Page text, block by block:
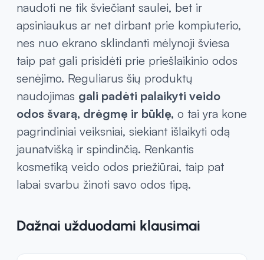
naudoti ne tik šviečiant saulei, bet ir
apsiniaukus ar net dirbant prie kompiuterio,
nes nuo ekrano sklindanti mėlynoji šviesa
taip pat gali prisidėti prie priešlaikinio odos
senėjimo. Reguliarus šių produktų
naudojimas gali padėti palaikyti veido
odos švarą, drėgmę ir būklę, o tai yra kone
pagrindiniai veiksniai, siekiant išlaikyti odą
jaunatvišką ir spindinčią. Renkantis
kosmetiką veido odos priežiūrai, taip pat
labai svarbu žinoti savo odos tipą.
Dažnai užduodami klausimai